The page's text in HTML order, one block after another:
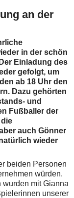
an der
in der schön
Einladung des
gefolgt, um
ab 18 Uhr den
Dazu gehörten
und
Fußballer der
auch Gönner
wieder
beiden Personen
würden.
wurden mit Gianna
unserer